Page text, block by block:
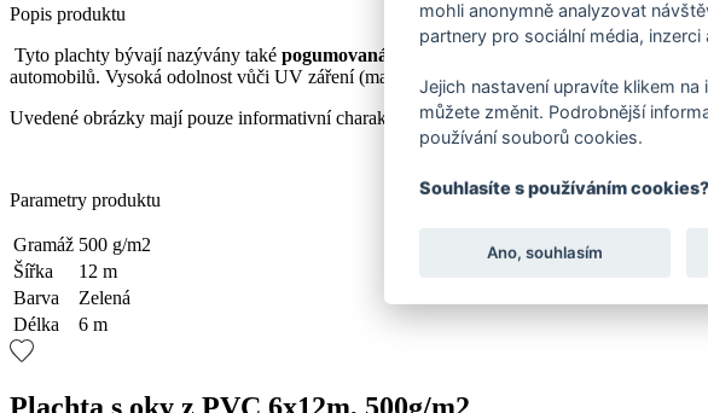
Popis produktu
Tyto plachty bývají nazývány také pogumovaná plachtovina
.
automobilů. Vysoká odolnost vůči UV záření (maximální UV stabilizace) a barevná
Uvedené obrázky mají pouze informativní charakter.
Parametry produktu
Gramáž 500 g/m2
Šířka
12 m
Barva
Zelená
Délka
6 m
Plachta s oky z PVC 6x12m, 500g/m2
mohli anonymně analyzovat
partnery pro sociální média, inzerci
Jejich nastavení upravíte klikem
můžete změnit. Podrobnější
používání souborů cookies.
Souhlasíte s používáním cookies?
Ano, souhlasím